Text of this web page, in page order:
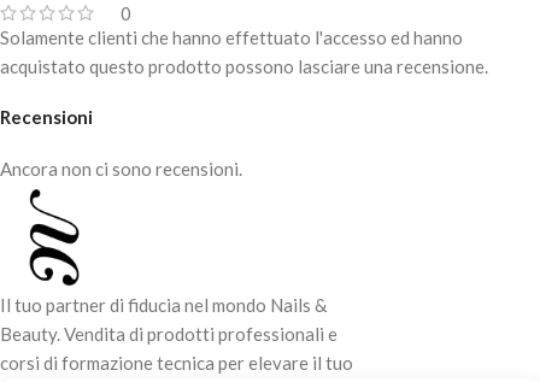
e rinforzo strutturale
Allungamenti medi ed estremi
0
Recensioni
Ancora non ci sono recensioni.
Solamente clienti che hanno effettuato l'accesso ed hanno
acquistato questo prodotto possono lasciare una recensione.
Il tuo partner di fiducia nel mondo Nails &
Beauty. Vendita di prodotti professionali e
corsi di formazione tecnica per elevare il tuo